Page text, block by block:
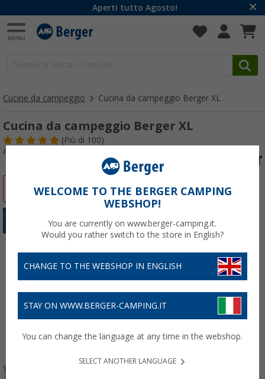
Aperti tutto Agosto!
Cucine da campeggio Cucina da campeggio Berger XL
Cucina da campeggio Berger XL
(Più di 100)
Articolo n: 730190
-24%WELCOME TO THE BERGER CAMPING
WEBSHOP!
You are currently on www.berger-camping.it.
Would you rather switch to the store in English?
CHANGE TO THE WEBSHOP IN ENGLISH
STAY ON WWW.BERGER-CAMPING.IT
You can change the language at any time in the webshop.
SELECT ANOTHER LANGUAGE